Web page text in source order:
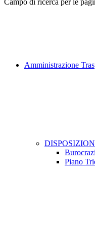
Campo di ricerca per le
Amministrazione
Piano